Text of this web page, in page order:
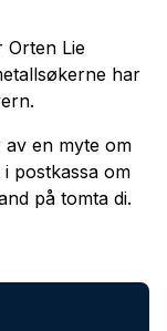
Orten Lie
har
en myte om
postkassa om
på tomta di.